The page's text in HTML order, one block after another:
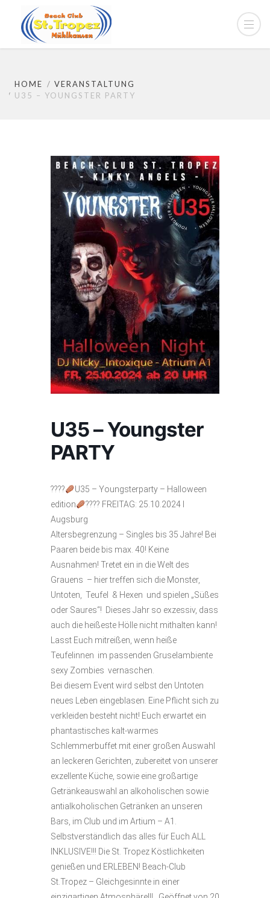
HOME
VERANSTALTUNG
U35 – YOUNGSTER PARTY
U35 – Youngster
PARTY
????
U35 – Youngsterparty – Halloween
edition
???? FREITAG: 25.10.2024 l
Augsburg
Altersbegrenzung – Singles bis 35 Jahre! Bei
Paaren beide bis max. 40! Keine
Ausnahmen! Tretet ein in die Welt des
Grauens – hier treffen sich die Monster,
Untoten, Teufel & Hexen und spielen „Süßes
oder Saures“! Dieses Jahr so exzessiv, dass
auch die heißeste Hölle nicht mithalten kann!
Lasst Euch mitreißen, wenn heiße
Teufelinnen im passenden Gruselambiente
sexy Zombies vernaschen.
Bei diesem Event wird selbst den Untoten
neues Leben eingeblasen. Eine Pflicht sich zu
verkleiden besteht nicht! Euch erwartet ein
phantastisches kalt-warmes
Schlemmerbuffet mit einer großen Auswahl
an leckeren Gerichten, zubereitet von unserer
exzellente Küche, sowie eine großartige
Getränkeauswahl an alkoholischen sowie
antialkoholischen Getränken an unseren
Bars, im Club und im Artium – A1.
Selbstverständlich das alles für Euch ALL
INKLUSIVE!!! Die St. Tropez Köstlichkeiten
genießen und ERLEBEN! Beach-Club
St.Tropez – Gleichgesinnte in einer